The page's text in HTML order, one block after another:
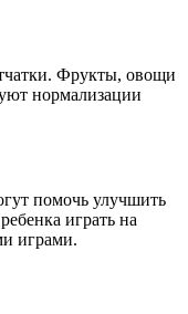
Фрукты, овощи
нормализации
помочь улучшить
играть на
играми.